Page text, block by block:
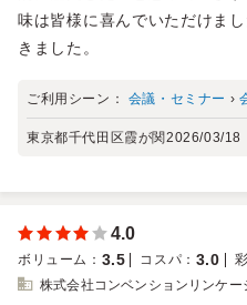
味は皆様に喜んでいただけま
きました。
ご利用シーン： 会議・セミナー ›
東京都千代田区霞が関2026/03/18
4.0
ボリューム ： 3.5 コスパ ： 3.0
株式会社コンベンションリンケ